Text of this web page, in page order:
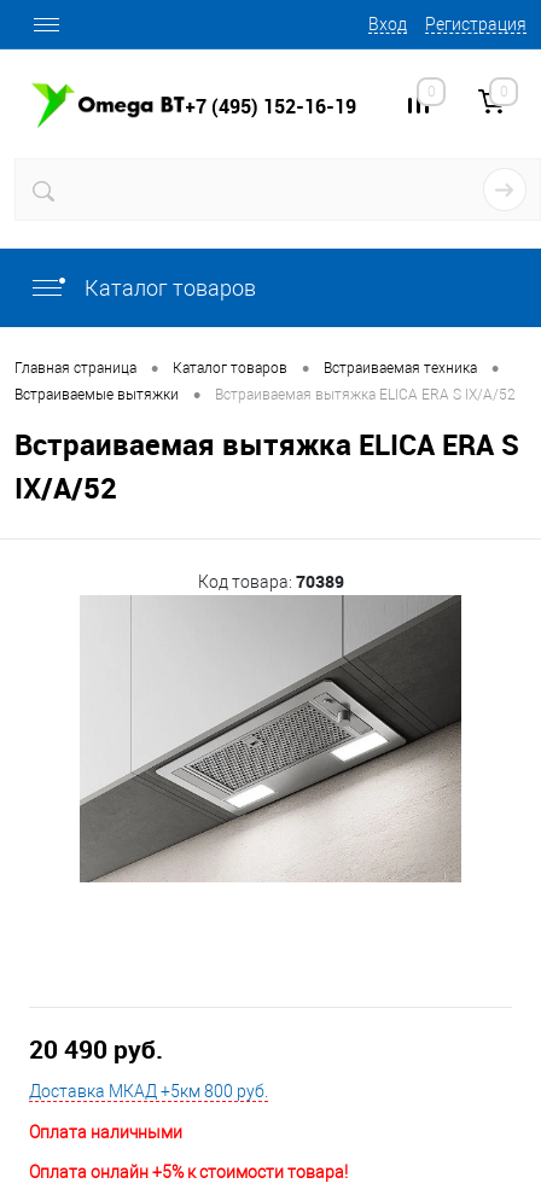
Вход Регистрация
+7 (495) 152-16-19
0 0
Каталог товаров
Главная страница • Каталог товаров • Встраиваемая техника •
Встраиваемые вытяжки • Встраиваемая вытяжка ELICA ERA S IX/A/52
Встраиваемая вытяжка ELICA ERA S
IX/A/52
Код товара: 70389
20 490 руб.
Доставка МКАД +5км 800 руб.
Оплата наличными
Оплата онлайн +5% к стоимости товара!